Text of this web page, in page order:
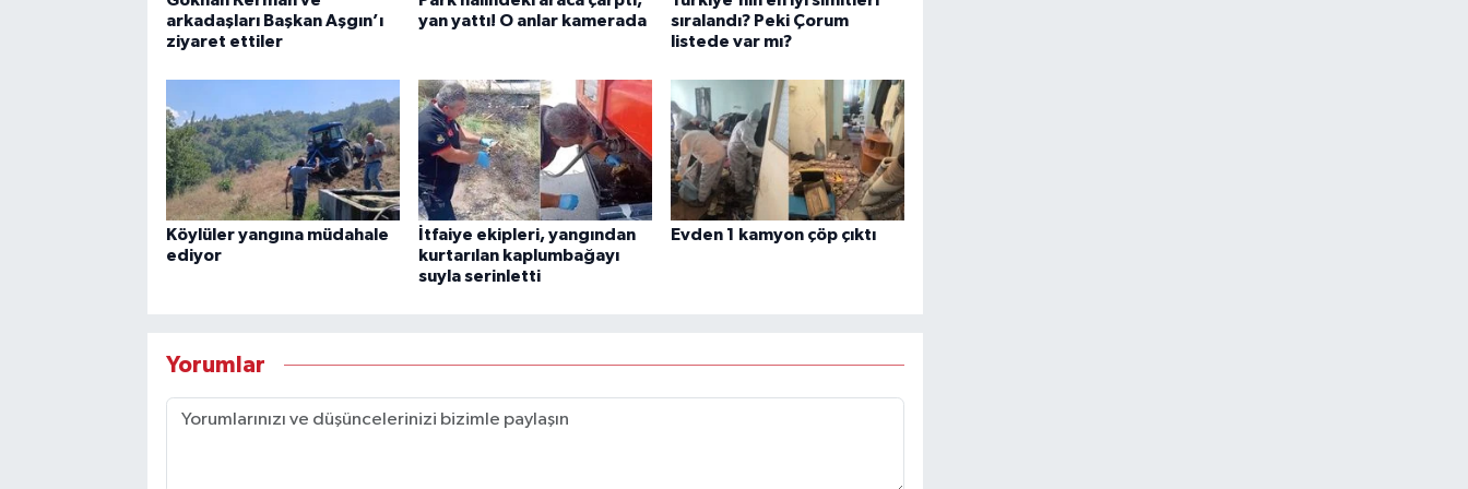
arkadaşları Başkan Aşgın’ı
ziyaret ettiler
yan yattı! O anlar kamerada
sıralandı? Peki Çorum
listede var mı?
Köylüler yangına müdahale
ediyor
İtfaiye ekipleri, yangından
kurtarılan kaplumbağayı
suyla serinletti
Evden 1 kamyon çöp çıktı
Yorumlar